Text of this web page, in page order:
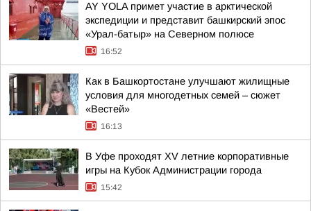
AY YOLA примет участие в арктической
экспедиции и представит башкирский эпос
«Урал-батыр» на Северном полюсе
16:52
Как в Башкортостане улучшают жилищные
условия для многодетных семей – сюжет
«Вестей»
16:13
В Уфе проходят XV летние корпоративные
игры на Кубок Администрации города
15:42